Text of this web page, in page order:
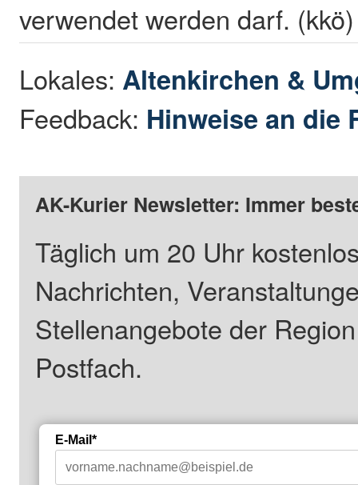
verwendet werden darf. (kkö)
Lokales: Altenkirchen &
Feedback: Hinweise an die
AK-Kurier Newsletter: Immer
Täglich um 20 Uhr
Nachrichten,
Stellenangebote der
Postfach.
E-Mail*